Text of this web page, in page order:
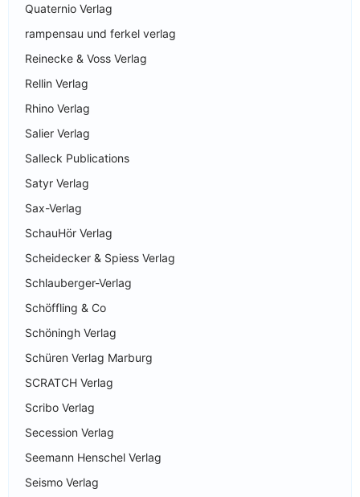
Quaternio Verlag
rampensau und ferkel verlag
Reinecke & Voss Verlag
Rellin Verlag
Rhino Verlag
Salier Verlag
Salleck Publications
Satyr Verlag
Sax-Verlag
SchauHör Verlag
Scheidecker & Spiess Verlag
Schlauberger-Verlag
Schöffling & Co
Schöningh Verlag
Schüren Verlag Marburg
SCRATCH Verlag
Scribo Verlag
Secession Verlag
Seemann Henschel Verlag
Seismo Verlag